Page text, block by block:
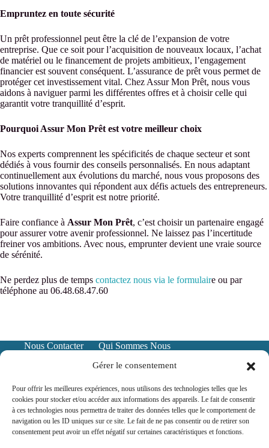
Gérer le consentement
Pour offrir les meilleures expériences, nous utilisons des technologies telles que les
cookies pour stocker et/ou accéder aux informations des appareils. Le fait de consentir
à ces technologies nous permettra de traiter des données telles que le comportement de
navigation ou les ID uniques sur ce site. Le fait de ne pas consentir ou de retirer son
consentement peut avoir un effet négatif sur certaines caractéristiques et fonctions.
Empruntez en toute sécurité
Un prêt professionnel peut être la clé de l’expansion de votre
entreprise. Que ce soit pour l’acquisition de nouveaux locaux, l’achat
de matériel ou le financement de projets ambitieux, l’engagement
financier est souvent conséquent. L’assurance de prêt vous permet de
protéger cet investissement vital. Chez Assur Mon Prêt, nous vous
aidons à naviguer parmi les différentes offres et à choisir celle qui
garantit votre tranquillité d’esprit.
Pourquoi Assur Mon Prêt est votre meilleur choix
Nos experts comprennent les spécificités de chaque secteur et sont
dédiés à vous fournir des conseils personnalisés. En nous adaptant
continuellement aux évolutions du marché, nous vous proposons des
solutions innovantes qui répondent aux défis actuels des entrepreneurs.
Votre tranquillité d’esprit est notre priorité.
Faire confiance à Assur Mon Prêt, c’est choisir un partenaire engagé
pour assurer votre avenir professionnel. Ne laissez pas l’incertitude
freiner vos ambitions. Avec nous, emprunter devient une vraie source
de sérénité.
Ne perdez plus de temps contactez nous via le formulaire ou par
téléphone au 06.48.68.47.60
Nous Contacter
Qui Sommes Nous